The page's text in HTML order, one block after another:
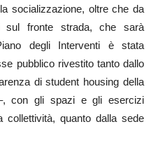
socializzazione, oltre che da
sul fronte strada, che sarà
degli Interventi è stata
pubblico rivestito tanto dallo
di student housing della
con gli spazi e gli esercizi
collettività, quanto dalla sede